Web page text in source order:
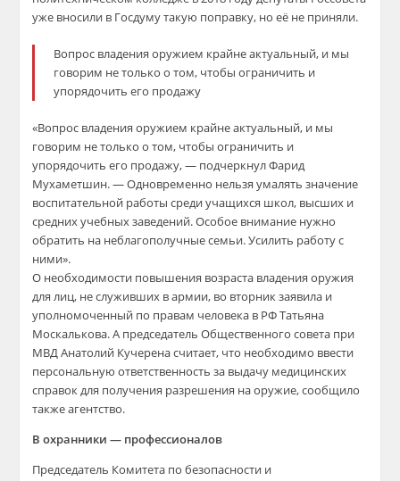
уже вносили в Госдуму такую поправку, но её не приняли.
Вопрос владения оружием крайне актуальный, и мы
говорим не только о том, чтобы ограничить и
упорядочить его продажу
«Вопрос владения оружием крайне актуальный, и мы
говорим не только о том, чтобы ограничить и
упорядочить его продажу, — подчеркнул Фарид
Мухаметшин. — Одновременно нельзя умалять значение
воспитательной работы среди учащихся школ, высших и
средних учебных заведений. Особое внимание нужно
обратить на неблагополучные семьи. Усилить работу с
ними».
О необходимости повышения возраста владения оружия
для лиц, не служивших в армии, во вторник заявила и
уполномоченный по правам человека в РФ Татьяна
Москалькова. А председатель Общественного совета при
МВД Анатолий Кучерена считает, что необходимо ввести
персональную ответственность за выдачу медицинских
справок для получения разрешения на оружие, сообщило
также агентство.
В охранники — профессионалов
Председатель Комитета по безопасности и